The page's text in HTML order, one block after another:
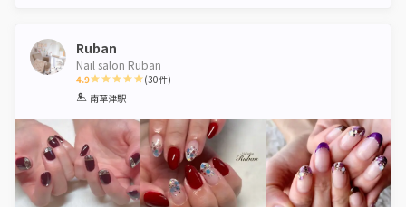
Ruban
Nail salon Ruban
4.9
1 2 3 4
(30件)
南草津駅